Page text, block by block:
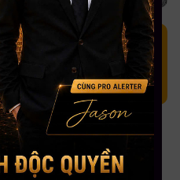
Thị trường
CỔ PHIẾU CHIP CHÂU Á
LAO DỐC, SK HYNIX MẤT
HƠN 10%